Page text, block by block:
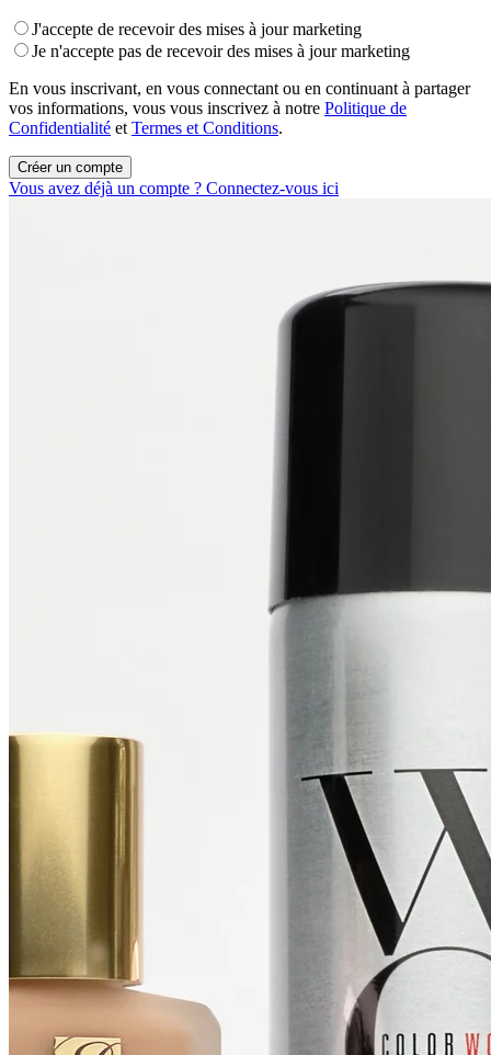
J'accepte de recevoir des mises à jour marketing
Je n'accepte pas de recevoir des mises à jour marketing
En vous inscrivant, en vous connectant ou en continuant à partager
vos informations, vous vous inscrivez à notre Politique de
Confidentialité et Termes et Conditions.
Créer un compte
Vous avez déjà un compte ? Connectez-vous ici